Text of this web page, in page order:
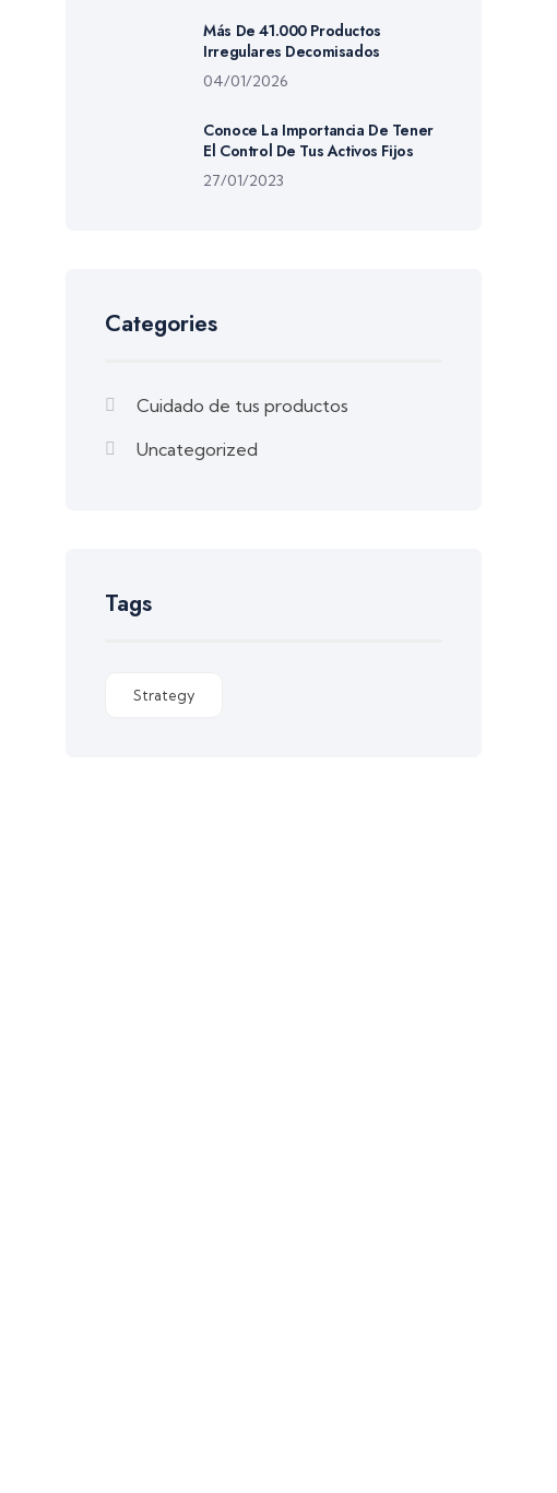
Más De 41.000 Productos
Irregulares Decomisados
04/01/2026
Conoce La Importancia De Tener
El Control De Tus Activos Fijos
27/01/2023
Categories
Cuidado de tus productos
Uncategorized
Tags
Strategy